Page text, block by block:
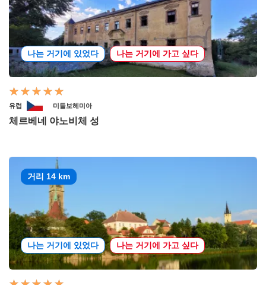
나는 거기에 있었다 나는 거기에 가고 싶다
유럽 미들보헤미아
체르베네 야노비체 성
거리 14 km
나는 거기에 있었다 나는 거기에 가고 싶다